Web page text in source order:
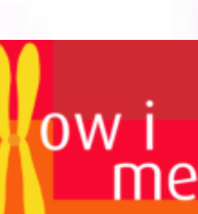
científica sobre